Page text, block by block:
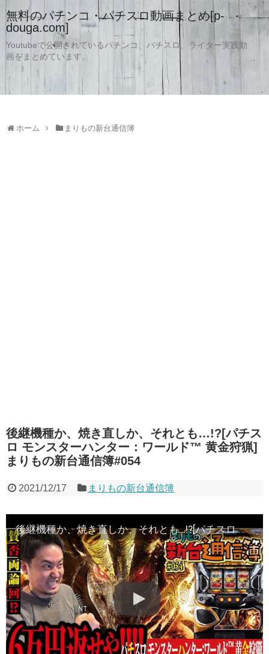
無料のパチンコ・パチスロ動画まとめ[p-
douga.com]
Youtubeで公開されているパチンコ、パチスロ、ライター実践動
画をまとめています。
ホーム まりもの新台通信簿
後継機種か、焼き直しか、それとも…!?[パチス
ロ モンスターハンター：ワールド™ 黄金狩猟]
まりもの新台通信簿#054
2021/12/17 まりもの新台通信簿
後継機種か、焼き直しか、それとも…!?[パチスロ モンスターハンター：ワールド™ 黄金狩猟]まりもの新台通信簿#054